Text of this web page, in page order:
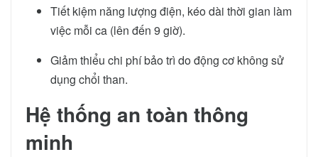
Tiết kiệm năng lượng điện, kéo dài thời gian làm
việc mỗi ca (lên đến 9 giờ).
Giảm thiểu chi phí bảo trì do động cơ không sử
dụng chổi than.
Hệ thống an toàn thông
minh